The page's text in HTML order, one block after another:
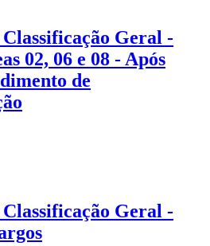
Geral -
02, 06 e 08 - Após
de
Geral -